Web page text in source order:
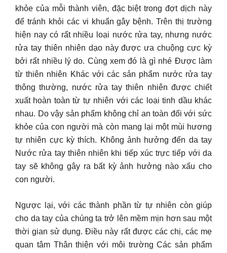
khỏe của mỗi thành viên, đặc biệt trong đợt dịch này
để tránh khỏi các vi khuẩn gây bệnh. Trên thị trường
hiện nay có rất nhiều loại nước rửa tay, nhưng nước
rửa tay thiên nhiên dạo này được ưa chuộng cực kỳ
bởi rất nhiều lý do. Cùng xem đó là gì nhé Được làm
từ thiên nhiên Khác với các sản phẩm nước rửa tay
thông thường, nước rửa tay thiên nhiên được chiết
xuất hoàn toàn từ tự nhiên với các loại tinh dầu khác
nhau. Do vậy sản phẩm không chỉ an toàn đối với sức
khỏe của con người mà còn mang lại một mùi hương
tự nhiên cực kỳ thích. Không ảnh hưởng đến da tay
Nước rửa tay thiên nhiên khi tiếp xúc trực tiếp với da
tay sẽ không gây ra bất kỳ ảnh hưởng nào xấu cho
con người.
Ngược lại, với các thành phần từ tự nhiên còn giúp
cho da tay của chúng ta trở lên mềm mịn hơn sau một
thời gian sử dụng. Điều này rất được các chị, các mẹ
quan tâm Thân thiện với môi trường Các sản phẩm